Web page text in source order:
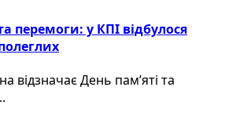
перемоги: у КПІ відбулося
відзначає День пам’яті та